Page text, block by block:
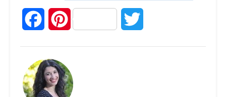
c
e
P
t